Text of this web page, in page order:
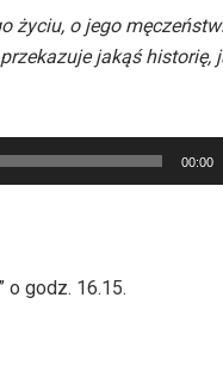
życiu, o jego
jakąś historię,
00:00
o godz. 16.15.